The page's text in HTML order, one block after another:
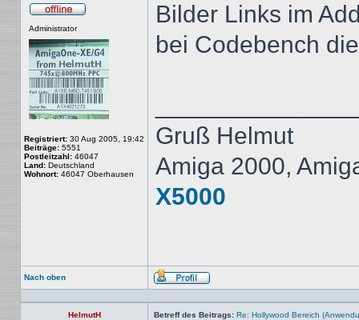
Administrator
Registriert: 30 Aug 2005, 19:42
Beiträge: 5551
Postleitzahl: 46047
Land: Deutschland
Wohnort: 46047 Oberhausen
Bilder Links im
bei Codebench
Gruß Helmut
Amiga 2000,
X5000
Nach oben
Profil
HelmutH Betreff des Beitrags: Re: Hollywood Bereich